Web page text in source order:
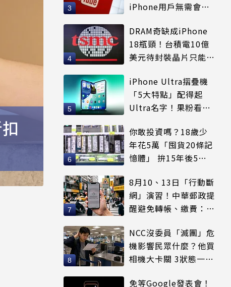
iPhone用戶無需會員
DRAM奇缺成iPhone
18瓶頸！台積電10億
美元待封裝晶片只能枯
iPhone Ultra摺疊機
「5大特點」配得起
Ultra名字！果粉看完
你敢投資嗎？18歲少
年花5萬「囤貨20條記
憶體」 拚15年後5倍
8月10、13日「行動斷
網」演習！中華郵政提
醒避免轉帳、繳費：務
NCC沒委員「滅團」危
機影響民眾什麼？他買
相機大卡關 3狀態一同
免等Google發表會！